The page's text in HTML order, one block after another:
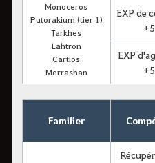
Monoceros
Putorakium (tier 1)
Tarkhes
Lahtron
Cartios
Merrashan
EXP de
EXP
Familier